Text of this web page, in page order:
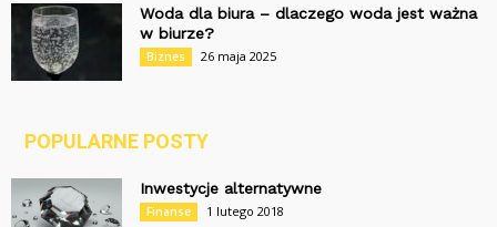
Woda dla biura – dlaczego woda jest ważna
w biurze?
Biznes 26 maja 2025
POPULARNE POSTY
Inwestycje alternatywne
Finanse 1 lutego 2018